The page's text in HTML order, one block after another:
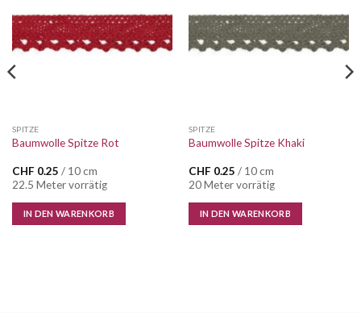
SPITZE
Baumwolle Spitze Rot
CHF 0.25 / 10 cm
22.5 Meter vorrätig
IN DEN WARENKORB
SPITZE
Baumwolle Spitze Khaki
CHF 0.25 / 10 cm
20 Meter vorrätig
IN DEN WARENKORB